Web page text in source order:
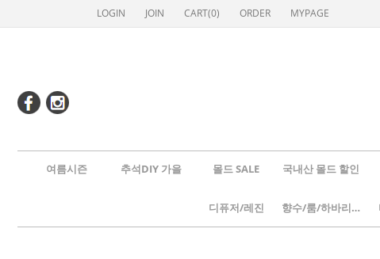
LOGIN JOIN CART(0) ORDER MYPAGE
여름시즌 추석DIY 가을 몰드 SALE 국내산 몰드 할인
디퓨저/레진 향수/룸/하바리움